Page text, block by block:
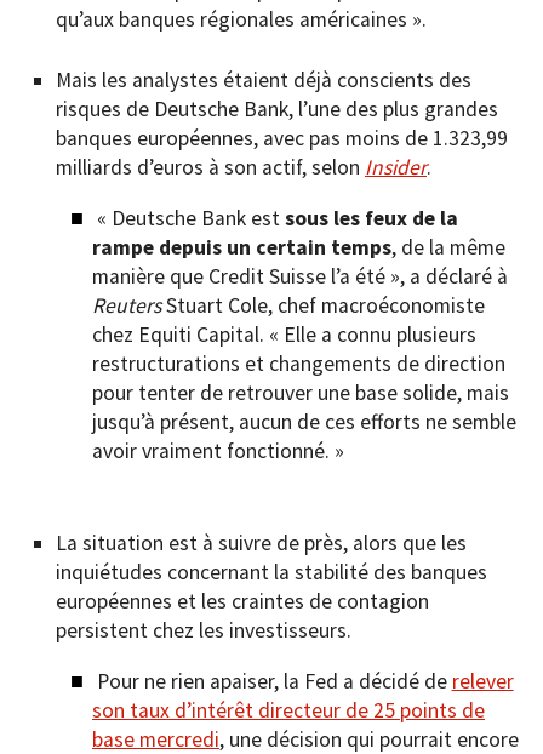
qu’aux banques régionales américaines ».
Mais les analystes étaient déjà conscients des
risques de Deutsche Bank, l’une des plus grandes
banques européennes, avec pas moins de 1.323,99
milliards d’euros à son actif, selon Insider.
« Deutsche Bank estsous les feux de la
rampe depuis un certain temps, de la même
manière que Credit Suisse l’a été », a déclaré à
ReutersStuart Cole, chef macroéconomiste
chez Equiti Capital. « Elle a connu plusieurs
restructurations et changements de direction
pour tenter de retrouver une base solide, mais
jusqu’à présent, aucun de ces efforts ne semble
avoir vraiment fonctionné. »
La situation est à suivre de près, alors que les
inquiétudes concernant la stabilité des banques
européennes et les craintes de contagion
persistent chez les investisseurs.
Pour ne rien apaiser, la Fed a décidé de relever
son taux d’intérêt directeur de 25 points de
base mercredi, une décision qui pourrait encore